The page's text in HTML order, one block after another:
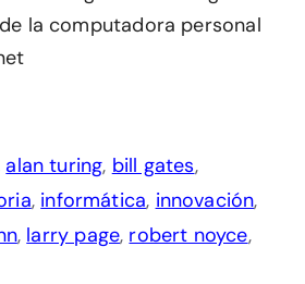
la computadora personal
alan turing, bill gates,
, informática, innovación,
, larry page, robert noyce,